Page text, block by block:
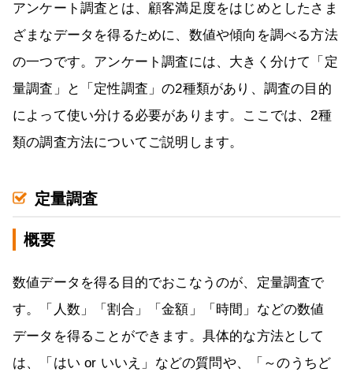
アンケート調査とは、顧客満足度をはじめとしたさま
ざまなデータを得るために、数値や傾向を調べる方法
の一つです。アンケート調査には、大きく分けて「定
量調査」と「定性調査」の2種類があり、調査の目的
によって使い分ける必要があります。ここでは、2種
類の調査方法についてご説明します。
定量調査
概要
数値データを得る目的でおこなうのが、定量調査で
す。「人数」「割合」「金額」「時間」などの数値
データを得ることができます。具体的な方法として
は、「はい or いいえ」などの質問や、「～のうちど